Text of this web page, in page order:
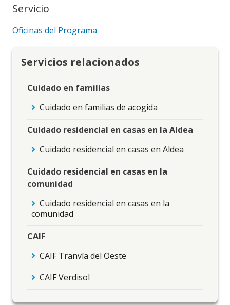
Servicio
Oficinas del Programa
Servicios relacionados
Cuidado en familias
Cuidado en familias de acogida
Cuidado residencial en casas en la Aldea
Cuidado residencial en casas en Aldea
Cuidado residencial en casas en la
comunidad
Cuidado residencial en casas en la
comunidad
CAIF
CAIF Tranvía del Oeste
CAIF Verdisol